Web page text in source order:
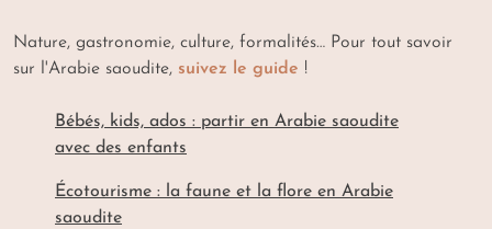
Nature, gastronomie, culture, formalités… Pour tout savoir
sur l'Arabie saoudite, suivez le guide !
Bébés, kids, ados : partir en Arabie saoudite
avec des enfants
Écotourisme : la faune et la flore en Arabie
saoudite